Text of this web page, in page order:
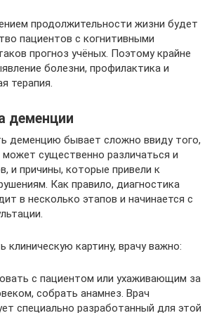
продолжительности жизни будет
пациентов с когнитивными
прогноз учёных. Поэтому крайне
болезни, профилактика и
терапия.
деменции
деменцию бывает сложно ввиду того,
существенно различаться и
и причины, которые привели к
Как правило, диагностика
в несколько этапов и начинается с
клиническую картину, врачу важно:
с пациентом или ухаживающим за
собрать анамнез. Врач
специально разработанный для этой